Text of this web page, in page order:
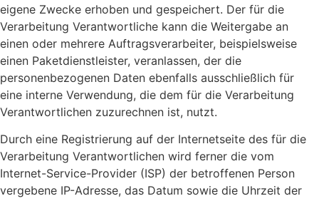
eigene Zwecke erhoben und gespeichert. Der für die
Verarbeitung Verantwortliche kann die Weitergabe an
einen oder mehrere Auftragsverarbeiter, beispielsweise
einen Paketdienstleister, veranlassen, der die
personenbezogenen Daten ebenfalls ausschließlich für
eine interne Verwendung, die dem für die Verarbeitung
Verantwortlichen zuzurechnen ist, nutzt.
Durch eine Registrierung auf der Internetseite des für die
Verarbeitung Verantwortlichen wird ferner die vom
Internet-Service-Provider (ISP) der betroffenen Person
vergebene IP-Adresse, das Datum sowie die Uhrzeit der